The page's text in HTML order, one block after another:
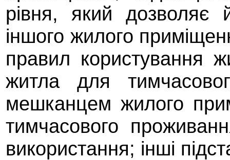
рівня, який дозволяє
іншого жилого
правил користування
житла для
мешканцем жилого
тимчасового
використання; інші